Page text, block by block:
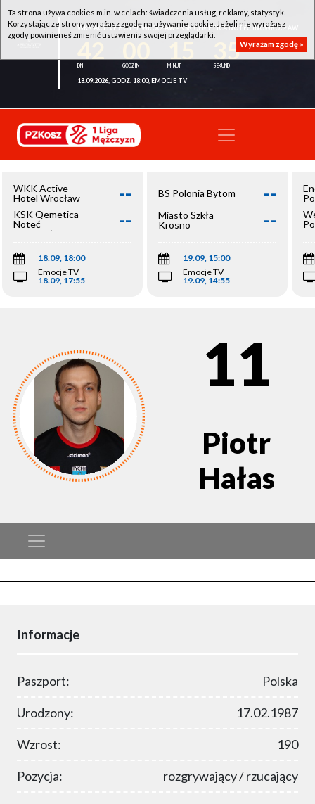
WKK ACTIVE HOTEL WROCŁAW - KSK QEMETICA NOTEĆ INOWROCŁAW
35
18.09.2026, GODZ. 18:00, EMOCJE TV
WKK Active
Hotel Wrocław
--
KSK Qemetica
Noteć
Inowrocław
--
18.09, 18:00
Emocje TV
18.09, 17:55
BS Polonia Bytom --
Miasto Szkła
Krosno
--
19.09, 15:00
Emocje TV
19.09, 14:55
11
Piotr
Hałas
Informacje
Paszport: Polska
Urodzony: 17.02.1987
Wzrost: 190
Pozycja: rozgrywający / rzucający
Ta strona używa cookies m.in. w celach: świadczenia usług, reklamy, statystyk.
Korzystając ze strony wyrażasz zgodę na używanie cookie. Jeżeli nie wyrażasz
zgody powinieneś zmienić ustawienia swojej przeglądarki.
Wyrażam zgodę »